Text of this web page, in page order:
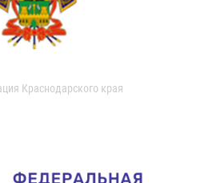
Краснодарского края